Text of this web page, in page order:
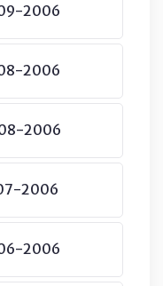
2006
2006
2006
2006
2006